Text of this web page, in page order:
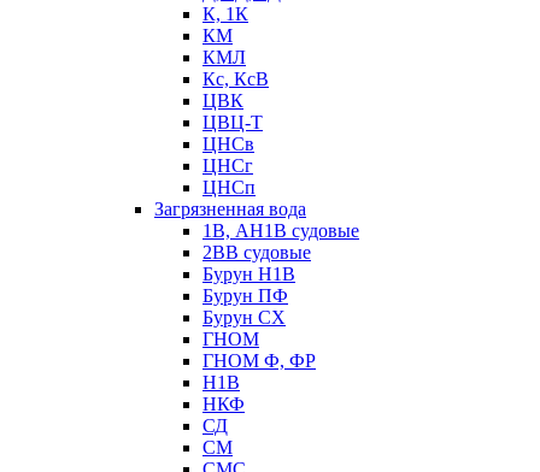
К, 1К
КМ
КМЛ
Кс, КсВ
ЦВК
ЦВЦ-Т
ЦНСв
ЦНСг
ЦНСп
Загрязненная вода
1В, АН1В судовые
2ВВ судовые
Бурун Н1В
Бурун ПФ
Бурун СХ
ГНОМ
ГНОМ Ф, ФР
Н1В
НКФ
СД
СМ